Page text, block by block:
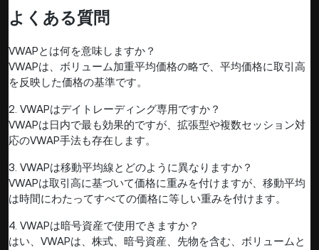
よくある質問
VWAPとは何を意味しますか？
VWAPは、ボリューム加重平均価格の略で、平均価格に取引高
を反映した価格の基準です。
2. VWAPはデイトレーディング専用ですか？
VWAPは日内で最も効果的ですが、拡張型や複数セッション対
応のVWAP手法も存在します。
3. VWAPは移動平均線とどのように異なりますか？
VWAPは取引高に基づいて価格に重みを付けますが、移動平均
は時間にわたってすべての価格に等しい重みを付けます。
4. VWAPは暗号資産で使用できますか？
はい、VWAPは、株式、暗号資産、先物を含む、ボリュームと